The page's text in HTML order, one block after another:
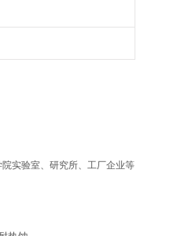
实验室、研究所、工厂企业等